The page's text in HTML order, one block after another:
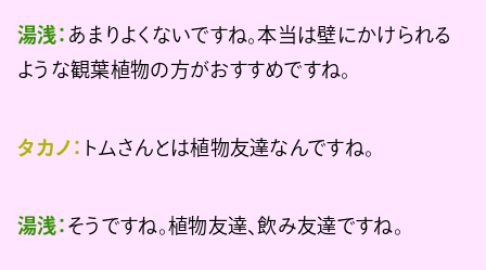
湯浅： あまりよくないですね。本当は壁にかけられる
ような観葉植物の方がおすすめですね。
タカノ： トムさんとは植物友達なんですね。
湯浅： そうですね。植物友達、飲み友達ですね。